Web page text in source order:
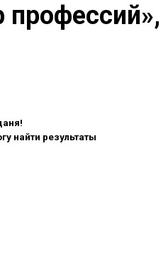
профессий»,
найти результаты